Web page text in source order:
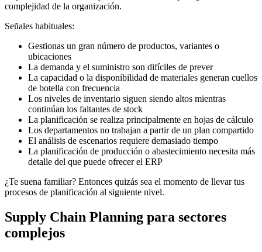
complejidad de la organización.
Señales habituales:
Gestionas un gran número de productos, variantes o
ubicaciones
La demanda y el suministro son difíciles de prever
La capacidad o la disponibilidad de materiales generan cuellos
de botella con frecuencia
Los niveles de inventario siguen siendo altos mientras
continúan los faltantes de stock
La planificación se realiza principalmente en hojas de cálculo
Los departamentos no trabajan a partir de un plan compartido
El análisis de escenarios requiere demasiado tiempo
La planificación de producción o abastecimiento necesita más
detalle del que puede ofrecer el ERP
¿Te suena familiar? Entonces quizás sea el momento de llevar tus
procesos de planificación al siguiente nivel.
Supply Chain Planning para sectores
complejos